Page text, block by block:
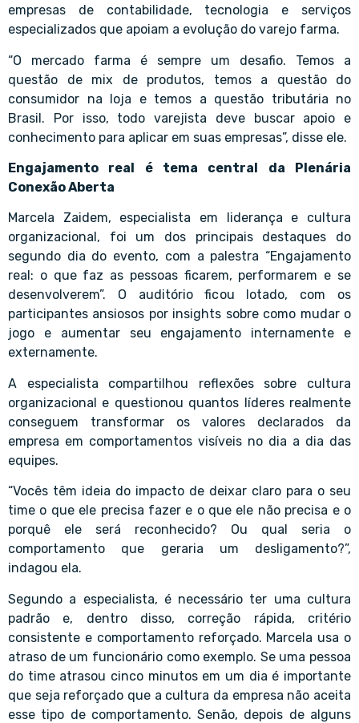
empresas de contabilidade, tecnologia e serviços
especializados que apoiam a evolução do varejo farma.
“O mercado farma é sempre um desafio. Temos a
questão de mix de produtos, temos a questão do
consumidor na loja e temos a questão tributária no
Brasil. Por isso, todo varejista deve buscar apoio e
conhecimento para aplicar em suas empresas”, disse ele.
Engajamento real é tema central da Plenária
Conexão Aberta
Marcela Zaidem, especialista em liderança e cultura
organizacional, foi um dos principais destaques do
segundo dia do evento, com a palestra “Engajamento
real: o que faz as pessoas ficarem, performarem e se
desenvolverem”. O auditório ficou lotado, com os
participantes ansiosos por insights sobre como mudar o
jogo e aumentar seu engajamento internamente e
externamente.
A especialista compartilhou reflexões sobre cultura
organizacional e questionou quantos líderes realmente
conseguem transformar os valores declarados da
empresa em comportamentos visíveis no dia a dia das
equipes.
“Vocês têm ideia do impacto de deixar claro para o seu
time o que ele precisa fazer e o que ele não precisa e o
porquê ele será reconhecido? Ou qual seria o
comportamento que geraria um desligamento?”,
indagou ela.
Segundo a especialista, é necessário ter uma cultura
padrão e, dentro disso, correção rápida, critério
consistente e comportamento reforçado. Marcela usa o
atraso de um funcionário como exemplo. Se uma pessoa
do time atrasou cinco minutos em um dia é importante
que seja reforçado que a cultura da empresa não aceita
esse tipo de comportamento. Senão, depois de alguns